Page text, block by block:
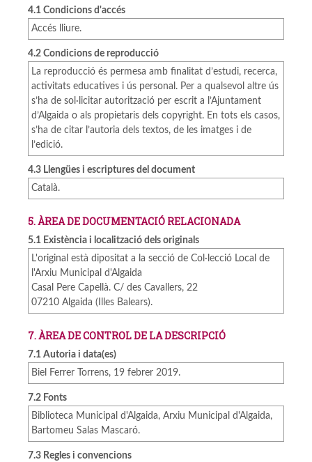
4.1 Condicions d'accés
Accés lliure.
4.2 Condicions de reproducció
La reproducció és permesa amb finalitat d’estudi, recerca,
activitats educatives i ús personal. Per a qualsevol altre ús
s’ha de sol·licitar autorització per escrit a l’Ajuntament
d’Algaida o als propietaris dels copyright. En tots els casos,
s’ha de citar l’autoria dels textos, de les imatges i de
l’edició.
4.3 Llengües i escriptures del document
Català.
5. ÀREA DE DOCUMENTACIÓ RELACIONADA
5.1 Existència i localització dels originals
L'original està dipositat a la secció de Col·lecció Local de
l'Arxiu Municipal d'Algaida
Casal Pere Capellà. C/ des Cavallers, 22
07210 Algaida (Illes Balears).
7. ÀREA DE CONTROL DE LA DESCRIPCIÓ
7.1 Autoria i data(es)
Biel Ferrer Torrens, 19 febrer 2019.
7.2 Fonts
Biblioteca Municipal d'Algaida, Arxiu Municipal d'Algaida,
Bartomeu Salas Mascaró.
7.3 Regles i convencions